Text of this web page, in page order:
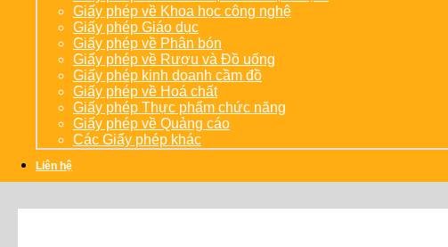
Giấy phép về Khoa học công nghệ
Giấy phép Giáo dục
Giấy phép về Phân bón
Giấy phép về Rượu và Đồ uống
Giấy phép kinh doanh cầm đồ
Giấy phép về Hoá chất
Giấy phép Thực phẩm chức năng
Giấy phép về Quảng cáo
Các Giấy phép khác
Liên hệ